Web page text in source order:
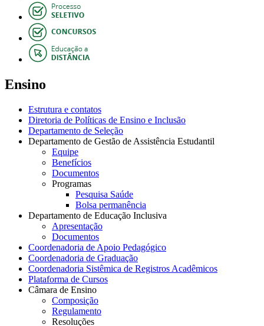
Ensino
Estrutura e contatos
Diretoria de Políticas de Ensino e Inclusão
Departamento de Seleção
Departamento de Gestão de Assistência Estudantil
Equipe
Benefícios
Documentos
Programas
Pesquisa Saúde
Bolsa permanência
Departamento de Educação Inclusiva
Apresentação
Documentos
Coordenadoria de Apoio Pedagógico
Coordenadoria de Graduação
Coordenadoria Sistêmica de Registros Acadêmicos
Plataforma de Cursos
Câmara de Ensino
Composição
Regulamento
Resoluções